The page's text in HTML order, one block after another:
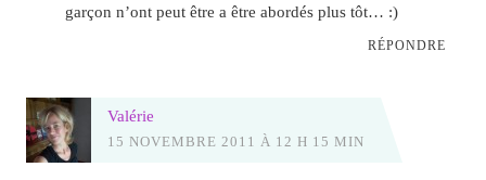
garçon n’ont peut être a être abordés plus tôt… :)
RÉPONDRE
Valérie
15 NOVEMBRE 2011 À 12 H 15 MIN